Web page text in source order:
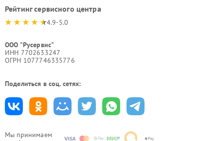
Мы принимаем
Рейтинг сервисного центра
4.9-5.0
ООО "Русервис"
ИНН 7702633247
ОГРН 1077746335776
Поделиться в соц. сетях: